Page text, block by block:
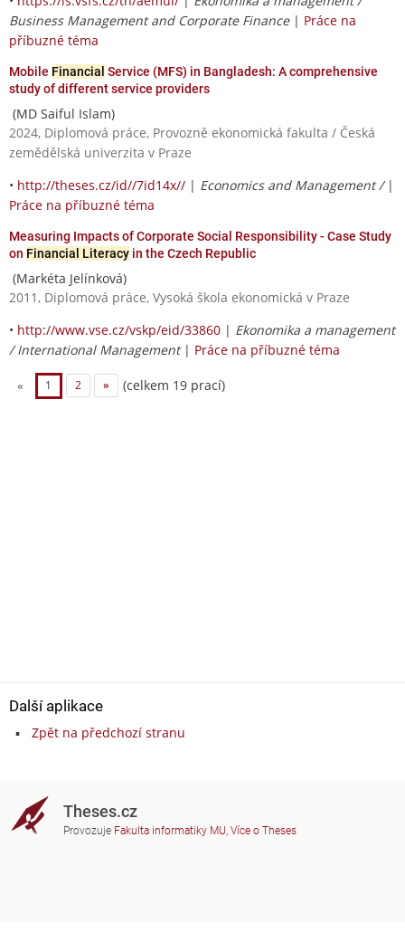
Business Management and Corporate Finance| Práce na
příbuzné téma
Mobile Financial Service (MFS) in Bangladesh: A comprehensive
study of different service providers
(MD Saiful Islam)
2024, Diplomová práce, Provozně ekonomická fakulta / Česká
zemědělská univerzita v Praze
• http://theses.cz/id//7id14x// | Economics and Management / |
Práce na příbuzné téma
Measuring Impacts of Corporate Social Responsibility - Case Study
on Financial Literacy in the Czech Republic
(Markéta Jelínková)
2011, Diplomová práce, Vysoká škola ekonomická v Praze
• http://www.vse.cz/vskp/eid/33860 | Ekonomika a management
/ International Management| Práce na příbuzné téma
« 1 2 » (celkem 19 prací)
Další aplikace
Zpět na předchozí stranu
Theses.cz
Provozuje Fakulta informatiky MU, Více o Theses